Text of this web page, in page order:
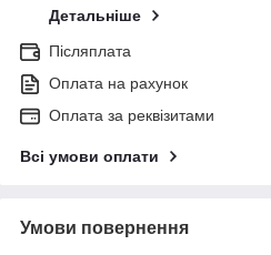
Детальніше
Післяплата
Оплата на рахунок
Оплата за реквізитами
Всі умови оплати
Умови повернення